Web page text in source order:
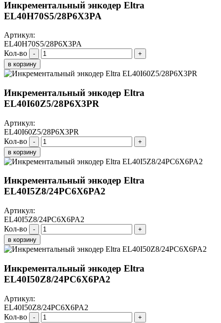
Инкрементальный энкодер Eltra
EL40H70S5/28P6X3PA
Артикул:
EL40H70S5/28P6X3PA
Кол-во
-
+
в корзину
Инкрементальный энкодер Eltra
EL40I60Z5/28P6X3PR
Артикул:
EL40I60Z5/28P6X3PR
Кол-во
-
+
в корзину
Инкрементальный энкодер Eltra
EL40I5Z8/24PC6X6PA2
Артикул:
EL40I5Z8/24PC6X6PA2
Кол-во
-
+
в корзину
Инкрементальный энкодер Eltra
EL40I50Z8/24PC6X6PA2
Артикул:
EL40I50Z8/24PC6X6PA2
Кол-во
-
+